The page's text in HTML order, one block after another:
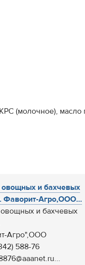
(молочное),
и бахчевых
Фаворит-Агро,ООО...
и бахчевых
Агро",ООО
588-76